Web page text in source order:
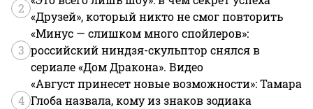
2
«Друзей», который никто не смог повторить
3
«Минус — слишком много спойлеров»:
российский ниндзя-скульптор снялся в
сериале «Дом Дракона». Видео
4
«Август принесет новые возможности»: Тамара
Глоба назвала, кому из знаков зодиака